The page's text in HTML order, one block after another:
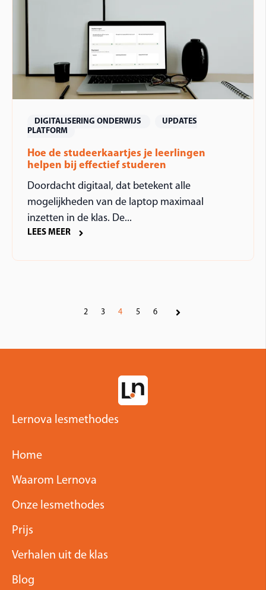
DIGITALISERING ONDERWIJS
UPDATES
PLATFORM
Hoe de studeerkaartjes je leerlingen
helpen bij effectief studeren
Doordacht digitaal, dat betekent alle
mogelijkheden van de laptop maximaal
inzetten in de klas. De...
LEES MEER
2 3 4 5 6
Volgende
Lernova lesmethodes
Home
Waarom Lernova
Onze lesmethodes
Prijs
Verhalen uit de klas
Blog